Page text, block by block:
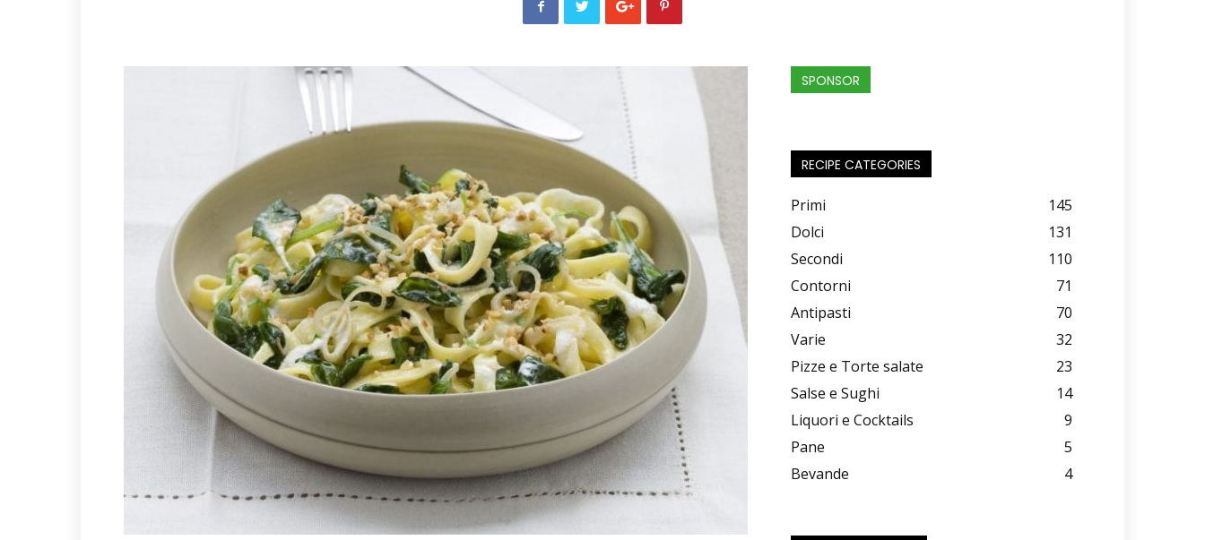
Sapori
SPONSOR
RECIPE CATEGORIES
Primi
145
Dolci
131
Secondi
110
Contorni
71
Antipasti
70
Varie
32
Pizze e Torte salate
23
Salse e Sughi
14
Liquori e Cocktails
9
Pane
5
Bevande
4